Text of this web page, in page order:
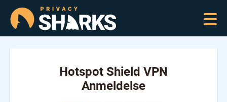
Hotspot Shield VPN
Anmeldelse